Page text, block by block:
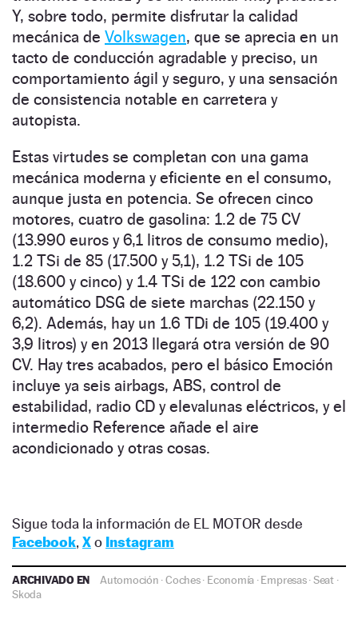
Y, sobre todo, permite disfrutar la calidad
mecánica de Volkswagen, que se aprecia en un
tacto de conducción agradable y preciso, un
comportamiento ágil y seguro, y una sensación
de consistencia notable en carretera y
autopista.
Estas virtudes se completan con una gama
mecánica moderna y eficiente en el consumo,
aunque justa en potencia. Se ofrecen cinco
motores, cuatro de gasolina: 1.2 de 75 CV
(13.990 euros y 6,1 litros de consumo medio),
1.2 TSi de 85 (17.500 y 5,1), 1.2 TSi de 105
(18.600 y cinco) y 1.4 TSi de 122 con cambio
automático DSG de siete marchas (22.150 y
6,2). Además, hay un 1.6 TDi de 105 (19.400 y
3,9 litros) y en 2013 llegará otra versión de 90
CV. Hay tres acabados, pero el básico Emoción
incluye ya seis airbags, ABS, control de
estabilidad, radio CD y elevalunas eléctricos, y el
intermedio Reference añade el aire
acondicionado y otras cosas.
Sigue toda la información de EL MOTOR desde
Facebook, Xo Instagram
ARCHIVADO EN Automoción ·Coches· Economía ·Empresas·Seat ·
Skoda